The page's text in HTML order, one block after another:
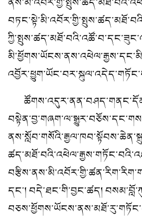
དང་། བདེ་ཐང་གི་བྱང་ཚད།